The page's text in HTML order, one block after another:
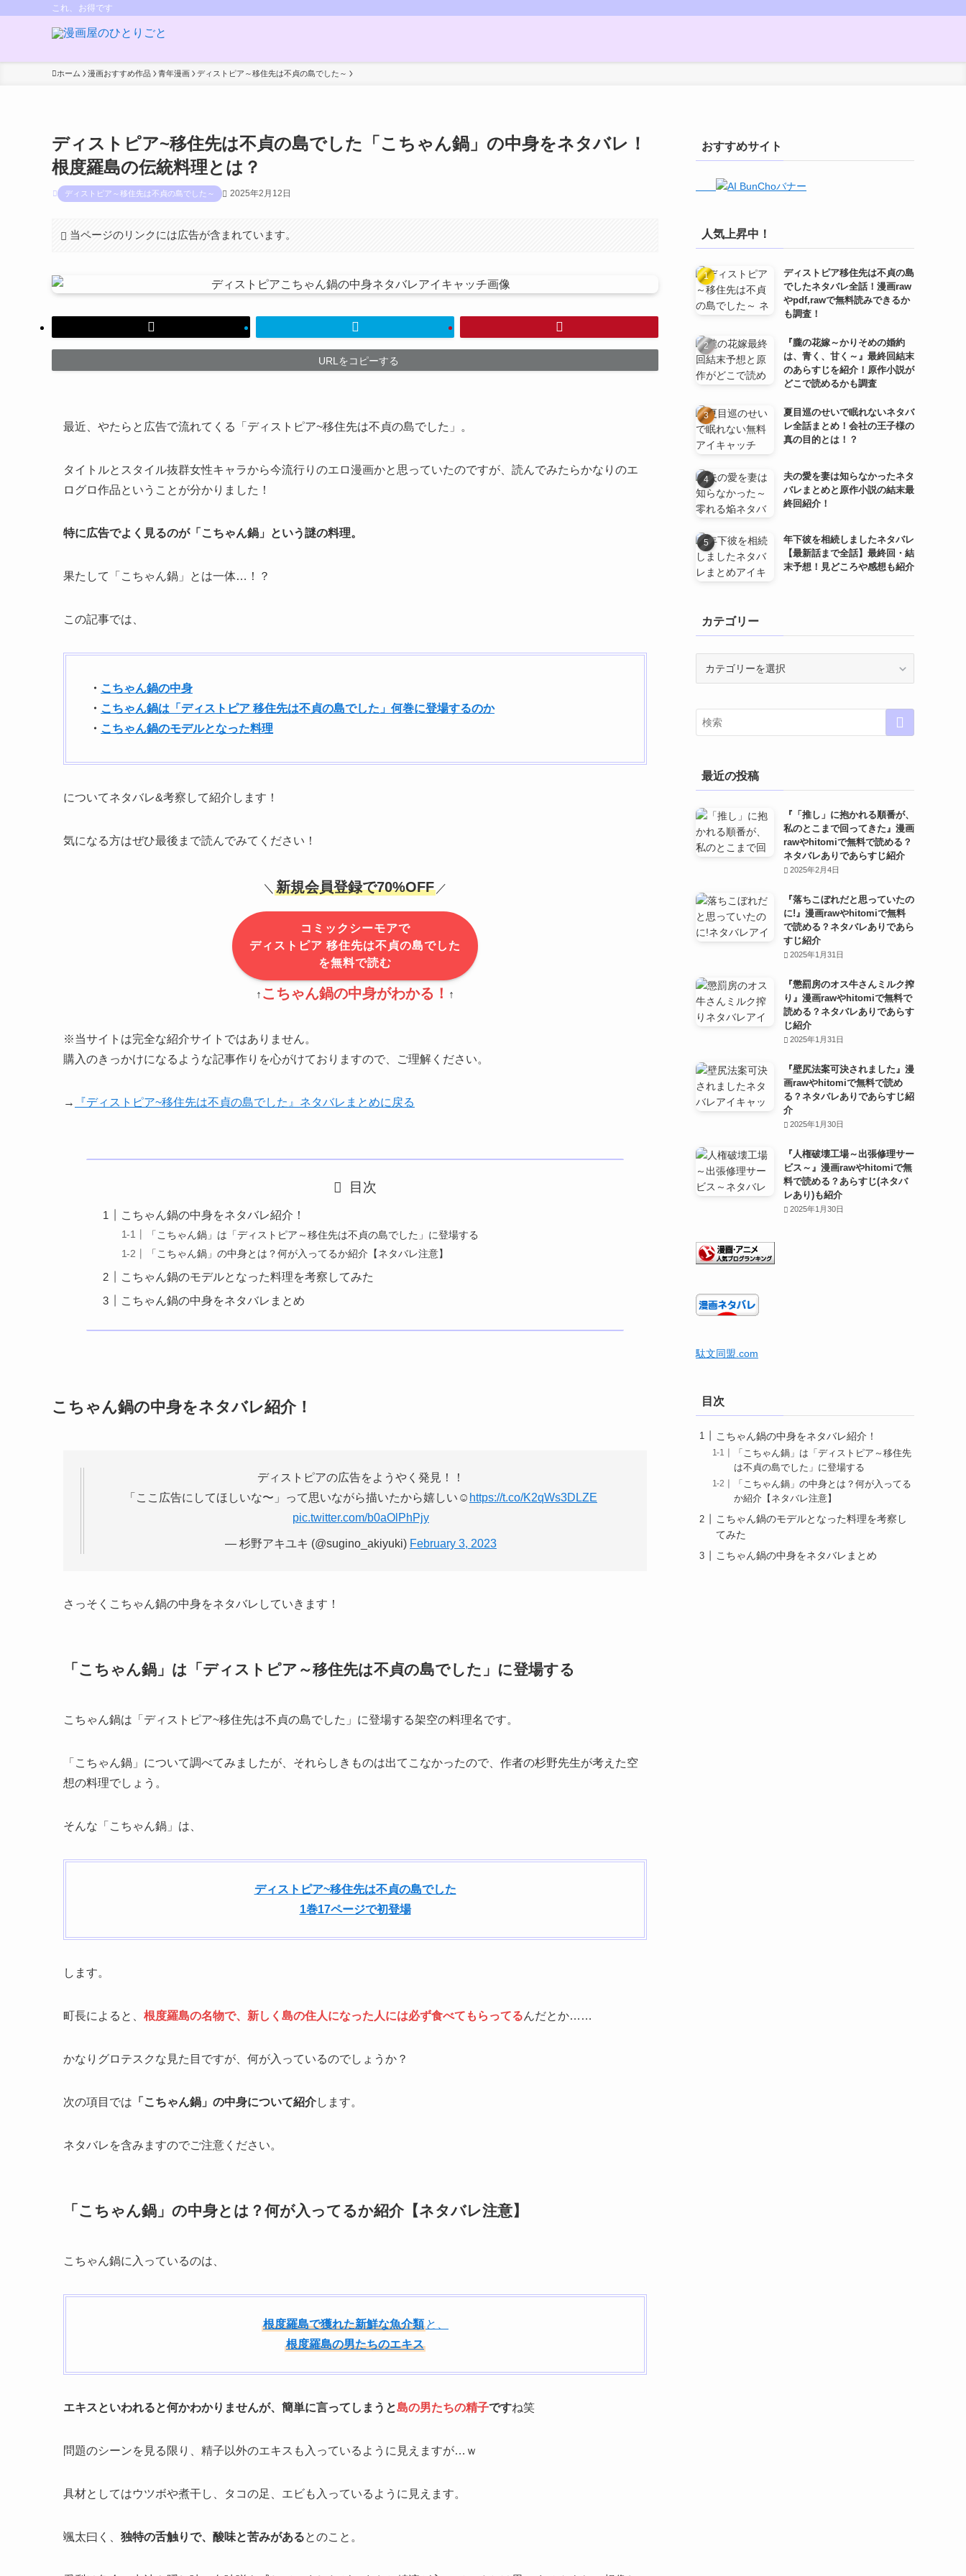
これ、お得です
ホーム 漫画おすすめ作品 青年漫画 ディストピア～移住先は不貞の島でした～
ディストピア~移住先は不貞の島でした「こちゃん鍋」の中身をネタバレ！
根度羅島の伝統料理とは？
ディストピア～移住先は不貞の島でした～ 2025年2月12日
当ページのリンクには広告が含まれています。
URLをコピーする
最近、やたらと広告で流れてくる「ディストピア~移住先は不貞の島でした」。
タイトルとスタイル抜群女性キャラから今流行りのエロ漫画かと思っていたのですが、読んでみたらかなりのエ
ログロ作品ということが分かりました！
特に広告でよく見るのが「こちゃん鍋」という謎の料理。
果たして「こちゃん鍋」とは一体…！？
この記事では、
・ こちゃん鍋の中身
・ こちゃん鍋は「ディストピア 移住先は不貞の島でした」何巻に登場するのか
・ こちゃん鍋のモデルとなった料理
についてネタバレ&考察して紹介します！
気になる方はぜひ最後まで読んでみてください！
＼ 新規会員登録で70%OFF ／
コミックシーモアで
ディストピア 移住先は不貞の島でした
を無料で読む
↑ こちゃん鍋の中身がわかる！ ↑
※当サイトは完全な紹介サイトではありません。
購入のきっかけになるような記事作りを心がけておりますので、ご理解ください。
→ 『ディストピア~移住先は不貞の島でした』ネタバレまとめに戻る
目次
こちゃん鍋の中身をネタバレ紹介！
「こちゃん鍋」は「ディストピア～移住先は不貞の島でした」に登場する
「こちゃん鍋」の中身とは？何が入ってるか紹介【ネタバレ注意】
こちゃん鍋のモデルとなった料理を考察してみた
こちゃん鍋の中身をネタバレまとめ
こちゃん鍋の中身をネタバレ紹介！
ディストピアの広告をようやく発見！！
「ここ広告にしてほしいな〜」って思いながら描いたから嬉しい☺️ https://t.co/K2qWs3DLZE
pic.twitter.com/b0aOlPhPjy
— 杉野アキユキ (@sugino_akiyuki) February 3, 2023
さっそくこちゃん鍋の中身をネタバレしていきます！
「こちゃん鍋」は「ディストピア～移住先は不貞の島でした」に登場する
こちゃん鍋は「ディストピア~移住先は不貞の島でした」に登場する架空の料理名です。
「こちゃん鍋」について調べてみましたが、それらしきものは出てこなかったので、作者の杉野先生が考えた空
想の料理でしょう。
そんな「こちゃん鍋」は、
ディストピア~移住先は不貞の島でした
1巻17ページで初登場
します。
町長によると、 根度羅島の名物で、新しく島の住人になった人には必ず食べてもらってるんだとか……
かなりグロテスクな見た目ですが、何が入っているのでしょうか？
次の項目では 「こちゃん鍋」の中身について紹介します。
ネタバレを含みますのでご注意ください。
「こちゃん鍋」の中身とは？何が入ってるか紹介【ネタバレ注意】
こちゃん鍋に入っているのは、
根度羅島で獲れた新鮮な魚介類 と、
根度羅島の男たちのエキス
エキスといわれると何かわかりませんが、簡単に言ってしまうと島の男たちの精子ですね笑
問題のシーンを見る限り、精子以外のエキスも入っているように見えますが…ｗ
具材としてはウツボや煮干し、タコの足、エビも入っているように見えます。
颯太曰く、 独特の舌触りで、酸味と苦みがあるとのこと。
おすすめサイト
人気上昇中！
ディストピア移住先は不貞の島
でしたネタバレ全話！漫画raw
やpdf,rawで無料読みできるか
も調査！
『朧の花嫁～かりそめの婚約
は、青く、甘く～』最終回結末
のあらすじを紹介！原作小説が
どこで読めるかも調査
夏目巡のせいで眠れないネタバ
レ全話まとめ！会社の王子様の
真の目的とは！？
夫の愛を妻は知らなかったネタ
バレまとめと原作小説の結末最
終回紹介！
年下彼を相続しましたネタバレ
【最新話まで全話】最終回・結
末予想！見どころや感想も紹介
カテゴリー
リ
ー
最近の投稿
『「推し」に抱かれる順番が、
私のとこまで回ってきた』漫画
rawやhitomiで無料で読める？
ネタバレありであらすじ紹介
2025年2月4日
『落ちこぼれだと思っていたの
に!』漫画rawやhitomiで無料
で読める？ネタバレありであら
すじ紹介
2025年1月31日
『懲罰房のオス牛さんミルク搾
り』漫画rawやhitomiで無料で
読める？ネタバレありであらす
じ紹介
2025年1月31日
『壁尻法案可決されました』漫
画rawやhitomiで無料で読め
る？ネタバレありであらすじ紹
介
2025年1月30日
『人権破壊工場～出張修理サー
ビス～』漫画rawやhitomiで無
料で読める？あらすじ(ネタバ
レあり)も紹介
2025年1月30日
駄文同盟.com
目次
こちゃん鍋の中身をネタバレ紹介！
「こちゃん鍋」は「ディストピア～移住先
は不貞の島でした」に登場する
「こちゃん鍋」の中身とは？何が入ってる
か紹介【ネタバレ注意】
こちゃん鍋のモデルとなった料理を考察し
てみた
こちゃん鍋の中身をネタバレまとめ